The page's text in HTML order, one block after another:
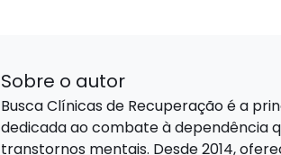
Sobre o autor
Busca Clínicas de Recuperação é a
dedicada ao combate à dependência
transtornos mentais. Desde 2014,